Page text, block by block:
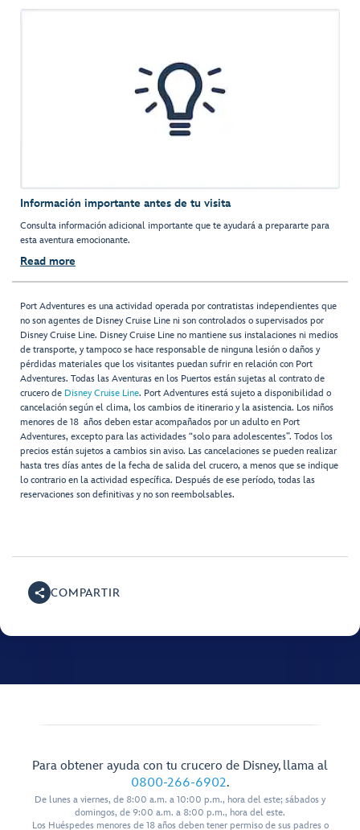
Información importante antes de tu visita
Consulta información adicional importante que te ayudará a prepararte para
esta aventura emocionante.
Read more
Port Adventures es una actividad operada por contratistas independientes que
no son agentes de Disney Cruise Line ni son controlados o supervisados por
Disney Cruise Line. Disney Cruise Line no mantiene sus instalaciones ni medios
de transporte, y tampoco se hace responsable de ninguna lesión o daños y
pérdidas materiales que los visitantes puedan sufrir en relación con Port
Adventures. Todas las Aventuras en los Puertos están sujetas al contrato de
crucero de Disney Cruise Line. Port Adventures está sujeto a disponibilidad o
cancelación según el clima, los cambios de itinerario y la asistencia. Los niños
menores de 18 años deben estar acompañados por un adulto en Port
Adventures, excepto para las actividades “solo para adolescentes”. Todos los
precios están sujetos a cambios sin aviso. Las cancelaciones se pueden realizar
hasta tres días antes de la fecha de salida del crucero, a menos que se indique
lo contrario en la actividad específica. Después de ese período, todas las
reservaciones son definitivas y no son reembolsables.
COMPARTIR
Para obtener ayuda con tu crucero de Disney, llama al
0800-266-6902.
De lunes a viernes, de 8:00 a.m. a 10:00 p.m., hora del este; sábados y
domingos, de 9:00 a.m. a 8:00 p.m., hora del este.
Los Huéspedes menores de 18 años deben tener permiso de sus padres o